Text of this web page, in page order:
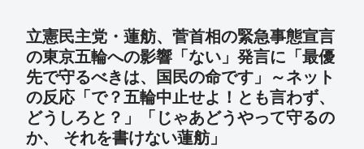
立憲民主党・蓮舫、菅首相の緊急事態宣言
の東京五輪への影響「ない」発言に「最優
先で守るべきは、国民の命です」～ネット
の反応「で？五輪中止せよ！とも言わず、
どうしろと？」「じゃあどうやって守るの
か、 それを書けない蓮舫」